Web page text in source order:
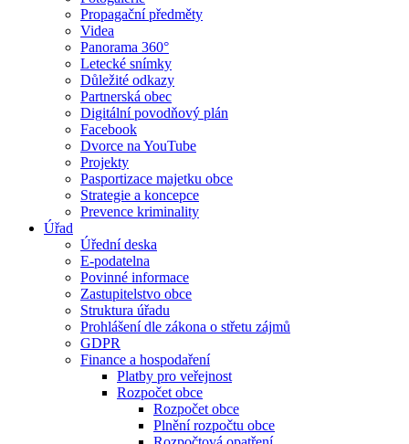
Propagační předměty
Videa
Panorama 360°
Letecké snímky
Důležité odkazy
Partnerská obec
Digitální povodňový plán
Facebook
Dvorce na YouTube
Projekty
Pasportizace majetku obce
Strategie a koncepce
Prevence kriminality
Úřad
Úřední deska
E-podatelna
Povinné informace
Zastupitelstvo obce
Struktura úřadu
Prohlášení dle zákona o střetu zájmů
GDPR
Finance a hospodaření
Platby pro veřejnost
Rozpočet obce
Rozpočet obce
Plnění rozpočtu obce